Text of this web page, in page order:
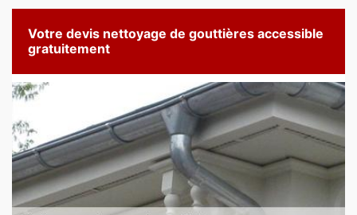
Votre devis nettoyage de gouttières accessible
gratuitement